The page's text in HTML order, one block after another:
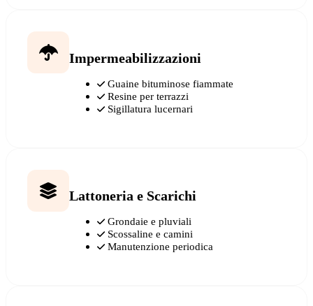
Impermeabilizzazioni
Guaine bituminose fiammate
Resine per terrazzi
Sigillatura lucernari
Lattoneria e Scarichi
Grondaie e pluviali
Scossaline e camini
Manutenzione periodica